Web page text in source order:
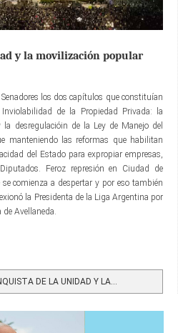
y la movilización popular
los dos capítulos que constituían
de la Propiedad Privada: la
desregulacióin de la Ley de Manejo del
manteniendo las reformas que habilitan
del Estado para expropiar empresas,
Feroz represión en Ciudad de
se comienza a despertar y por eso también
la Presidenta de la Liga Argentina por
Avellaneda.
DE LA UNIDAD Y LA...